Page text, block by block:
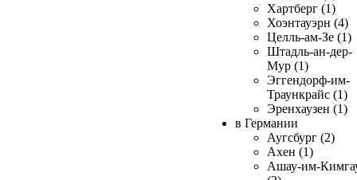
Хартберг (1)
Хоэнтауэрн (4)
Целль-ам-Зе (1)
Штадль-ан-дер-
Мур (1)
Эггендорф-им-
Траункрайс (1)
Эренхаузен (1)
в Германии
Аугсбург (2)
Ахен (1)
Ашау-им-